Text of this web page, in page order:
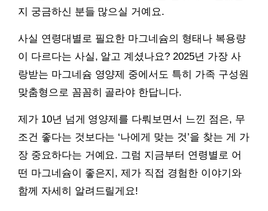
지 궁금하신 분들 많으실 거예요.
사실 연령대별로 필요한 마그네슘의 형태나 복용량
이 다르다는 사실, 알고 계셨나요? 2025년 가장 사
랑받는 마그네슘 영양제 중에서도 특히 가족 구성원
맞춤형으로 꼼꼼히 골라야 한답니다.
제가 10년 넘게 영양제를 다뤄보면서 느낀 점은, 무
조건 좋다는 것보다는 ‘나에게 맞는 것’을 찾는 게 가
장 중요하다는 거예요. 그럼 지금부터 연령별로 어
떤 마그네슘이 좋은지, 제가 직접 경험한 이야기와
함께 자세히 알려드릴게요!